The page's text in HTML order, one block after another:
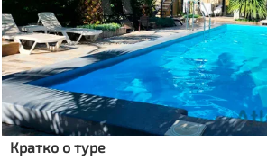
Кратко о туре